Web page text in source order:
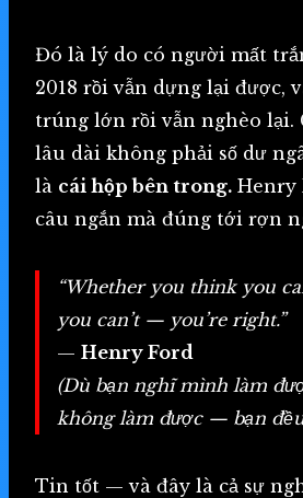
Đó là lý do có người mất
2018 rồi vẫn dựng lại được,
trúng lớn rồi vẫn nghèo lại.
lâu dài không phải số dư
là cái hộp bên trong. Henry
câu ngắn mà đúng tới rợn
“Whether you think you
you can’t — you’re right.”
— Henry Ford
(Dù bạn nghĩ mình làm
không làm được — bạn
Tin tốt — và đây là cả sự